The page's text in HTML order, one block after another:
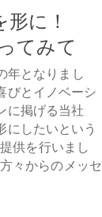
に！
てみて
年となりまし
びとイノベーシ
に掲げる当社
にしたいという
供を行いまし
々からのメッセ